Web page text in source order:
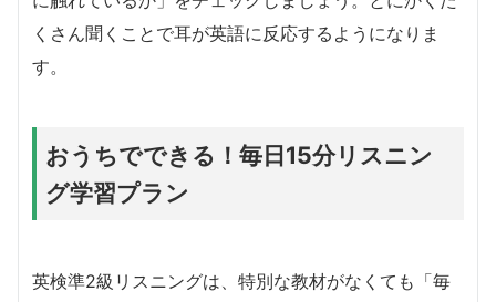
くさん聞くことで耳が英語に反応するようになりま
す。
おうちでできる！毎日15分リスニン
グ学習プラン
英検準2級リスニングは、特別な教材がなくても「毎